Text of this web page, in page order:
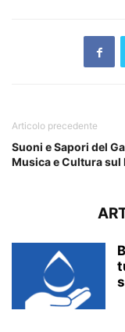
Articolo precedente
Suoni e Sapori del
Musica e Cultura sul